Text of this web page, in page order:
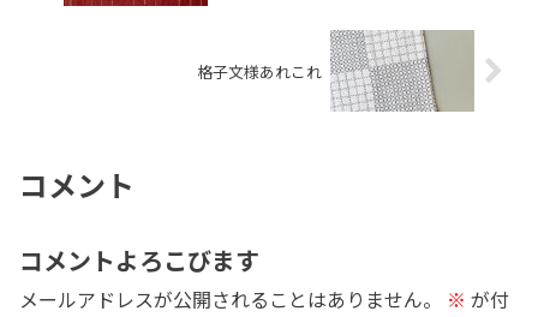
格子文様あれこれ
コメント
コメントよろこびます
メールアドレスが公開されることはありません。 ※ が付